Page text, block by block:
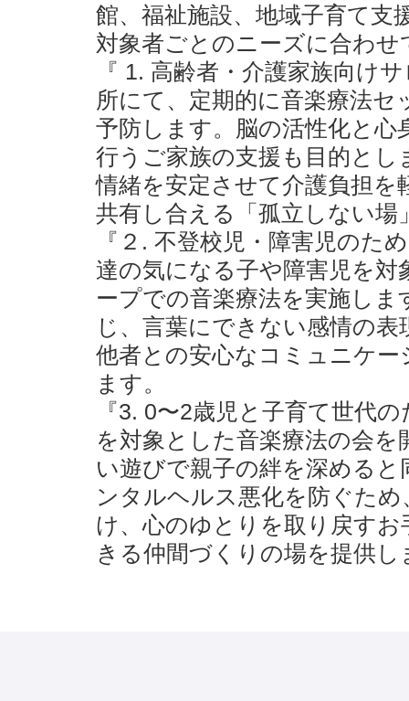
館、福祉施設、地域子育て支
対象者ごとのニーズに合わ
『 1. 高齢者・介護家族向け
所にて、定期的に音楽療法
予防します。脳の活性化と心
行うご家族の支援も目的とし
情緒を安定させて介護負担を
共有し合える「孤立しない場
『２. 不登校児・障害児のた
達の気になる子や障害児を
ープでの音楽療法を実施し
じ、言葉にできない感情の
他者との安心なコミュニケ
ます。
『3. 0〜2歳児と子育て世代
を対象とした音楽療法の会
い遊びで親子の絆を深める
ンタルヘルス悪化を防ぐた
け、心のゆとりを取り戻す
きる仲間づくりの場を提供し